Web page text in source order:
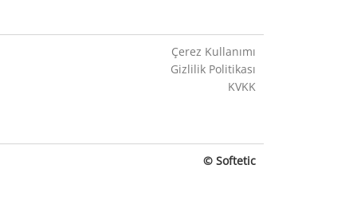
Çerez Kullanımı
Gizlilik Politikası
KVKK
© Softetic